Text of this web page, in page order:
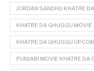
JORDAN SANDHU KHATRE
KHATRE DA GHUGGU MOVIE
KHATRE DA GHUGGU
PUNJABI MOVIE KHATRE DA